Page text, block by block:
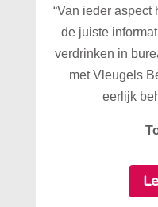
“Van ieder
de juiste
verdrinken in
met Vleugels
eerlijk